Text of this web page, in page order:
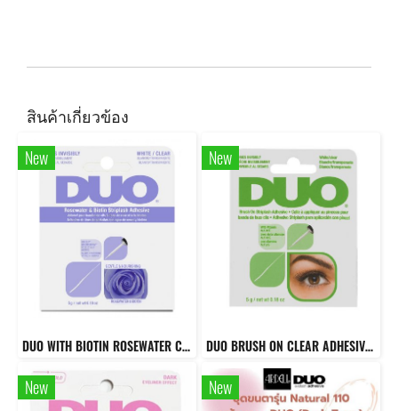
สินค้าเกี่ยวข้อง
New
DUO WITH BIOTIN ROSEWATER CLEAR
New
DUO BRUSH ON CLEAR ADHESIVE WITH VITAMINS
New New